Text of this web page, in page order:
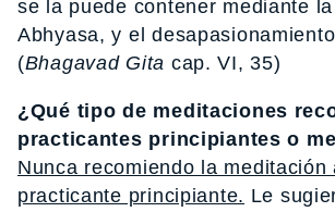
se la puede contener mediante
Abhyasa, y el
(Bhagavad Gita cap. VI, 35)
¿Qué tipo de meditaciones
practicantes principiantes o
Nunca recomiendo la meditación
practicante principiante. Le